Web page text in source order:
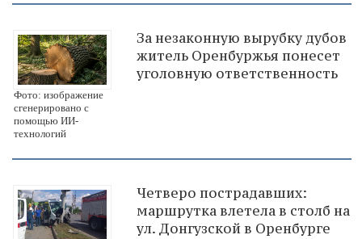
Фото: изображение
сгенерировано с
помощью ИИ-
технологий
За незаконную вырубку дубов
житель Оренбуржья понесет
уголовную ответственность
Четверо пострадавших:
маршрутка влетела в столб на
ул. Донгузской в Оренбурге